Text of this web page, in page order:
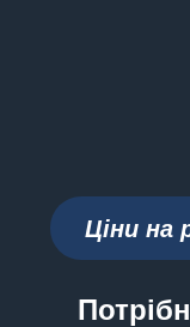
Ціни на